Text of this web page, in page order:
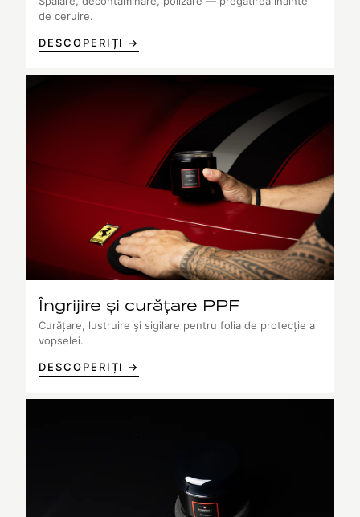
de ceruire.
DESCOPERIȚI →
Îngrijire și curățare PPF
Curățare, lustruire și sigilare pentru folia de protecție a
vopselei.
DESCOPERIȚI →